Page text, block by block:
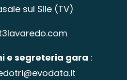
sul Sile (TV)
e segreteria gara :